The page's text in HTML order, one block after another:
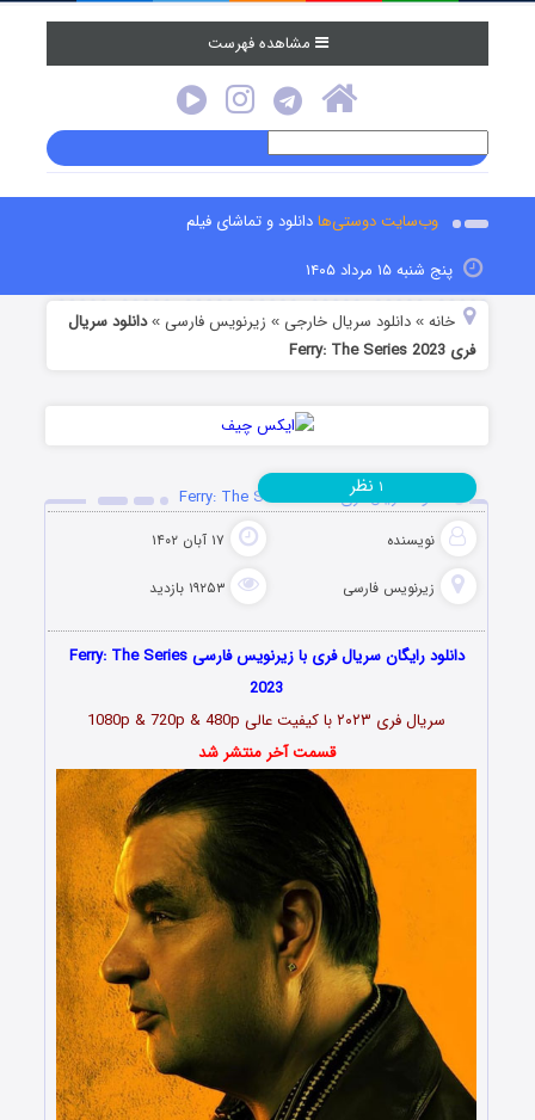
مشاهده فهرست
وب‌سایت دوستی‌هادانلود و تماشای فیلم
پنج شنبه ۱۵ مرداد ۱۴۰۵
خانه »دانلود سریال خارجی » زیرنویس فارسی »دانلود سریال
فری Ferry: The Series 2023
دانلود سریال فری Ferry: The Series 2023
نویسنده ۱۷ آبان ۱۴۰۲
زیرنویس فارسی ۱۹۲۵۳ بازدید
۱ نظر
دانلود رایگان سریال فری با زیرنویس فارسی Ferry: The Series
2023
سریال فری ۲۰۲۳ با کیفیت عالی 1080p & 720p & 480p
قسمت آخر منتشر شد